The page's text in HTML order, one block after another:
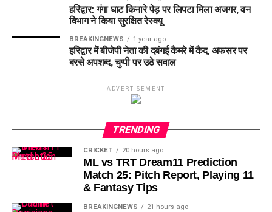
हरिद्वार: गंगा घाट किनारे पेड़ पर लिपटा मिला अजगर, वन
विभाग ने किया सुरक्षित रेस्क्यू
BREAKINGNEWS 1 year ago
हरिद्वार में बीजेपी नेता की दबंगई कैमरे में कैद, अफसर पर
बरसे अपशब्द, चुप्पी पर उठे सवाल
ADVERTISEMENT
TRENDING
CRICKET 20 hours ago
ML vs TRT Dream11 Prediction
Match 25: Pitch Report, Playing 11
& Fantasy Tips
BREAKINGNEWS 21 hours ago